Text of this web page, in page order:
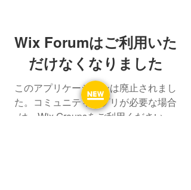
Wix Forumはご利用いた
だけなくなりました
このアプリケーションは廃止されまし
た。コミュニティアプリが必要な場合
は、Wix Groupsをご利用ください。